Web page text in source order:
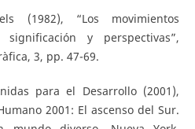
(1982), “Los movimientos
y perspectivas”,
3, pp. 47-69.
para el Desarrollo (2001),
2001: El ascenso del Sur.